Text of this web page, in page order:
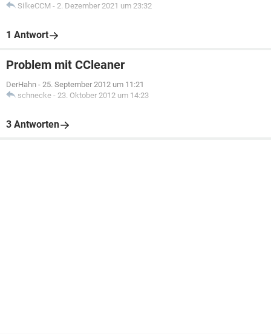
SilkeCCM - 2. Dezember 2021 um 23:32
1 Antwort
Problem mit CCleaner
DerHahn - 25. September 2012 um 11:21
schnecke - 23. Oktober 2012 um 14:23
3 Antworten